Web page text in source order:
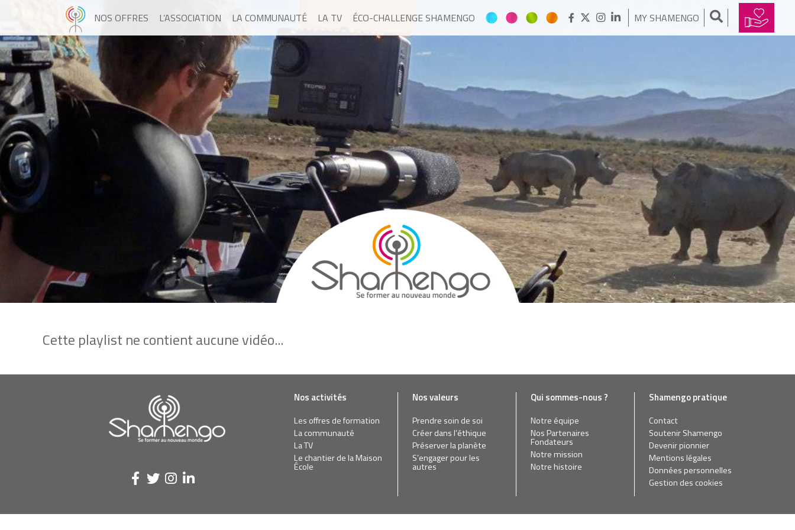
NOS OFFRES L’ASSOCIATION LA COMMUNAUTÉ LA TV ÉCO-CHALLENGE SHAMENGO MY SHAMENGO
Cette playlist ne contient aucune vidéo...
Nos activités
Les offres de formation
La communauté
La TV
Le chantier de la Maison
École
Nos valeurs
Prendre soin de soi
Créer dans l’éthique
Préserver la planète
S’engager pour les
autres
Qui sommes-nous ?
Notre équipe
Nos Partenaires
Fondateurs
Notre mission
Notre histoire
Shamengo pratique
Contact
Soutenir Shamengo
Devenir pionnier
Mentions légales
Données personnelles
Gestion des cookies